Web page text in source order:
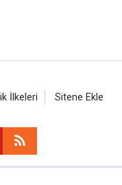
İlkeleri Sitene Ekle